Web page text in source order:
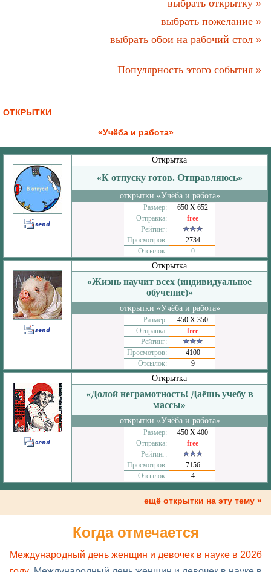
выбрать открытку »
выбрать пожелание »
выбрать обои на рабочий стол »
Популярность этого события »
ОТКРЫТКИ
«Учёба и работа»
Открытка
«К отпуску готов. Отправляюсь»
открытки «Учёба и работа»
Размер:
650 Х 652
Отправка:
free
Рейтинг:
Просмотров:
2734
Отсылок:
0
Открытка
«Жизнь научит всех (индивидуальное
обучение)»
открытки «Учёба и работа»
Размер:
450 Х 350
Отправка:
free
Рейтинг:
Просмотров:
4100
Отсылок:
9
Открытка
«Долой неграмотность! Даёшь учебу в
массы»
открытки «Учёба и работа»
Размер:
450 Х 400
Отправка:
free
Рейтинг:
Просмотров:
7156
Отсылок:
4
ещё открытки на эту тему »
Когда отмечается
Международный день женщин и девочек в науке в 2026